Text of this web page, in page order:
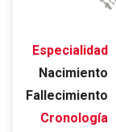
Especialidad
Nacimiento
Fallecimiento
Cronología